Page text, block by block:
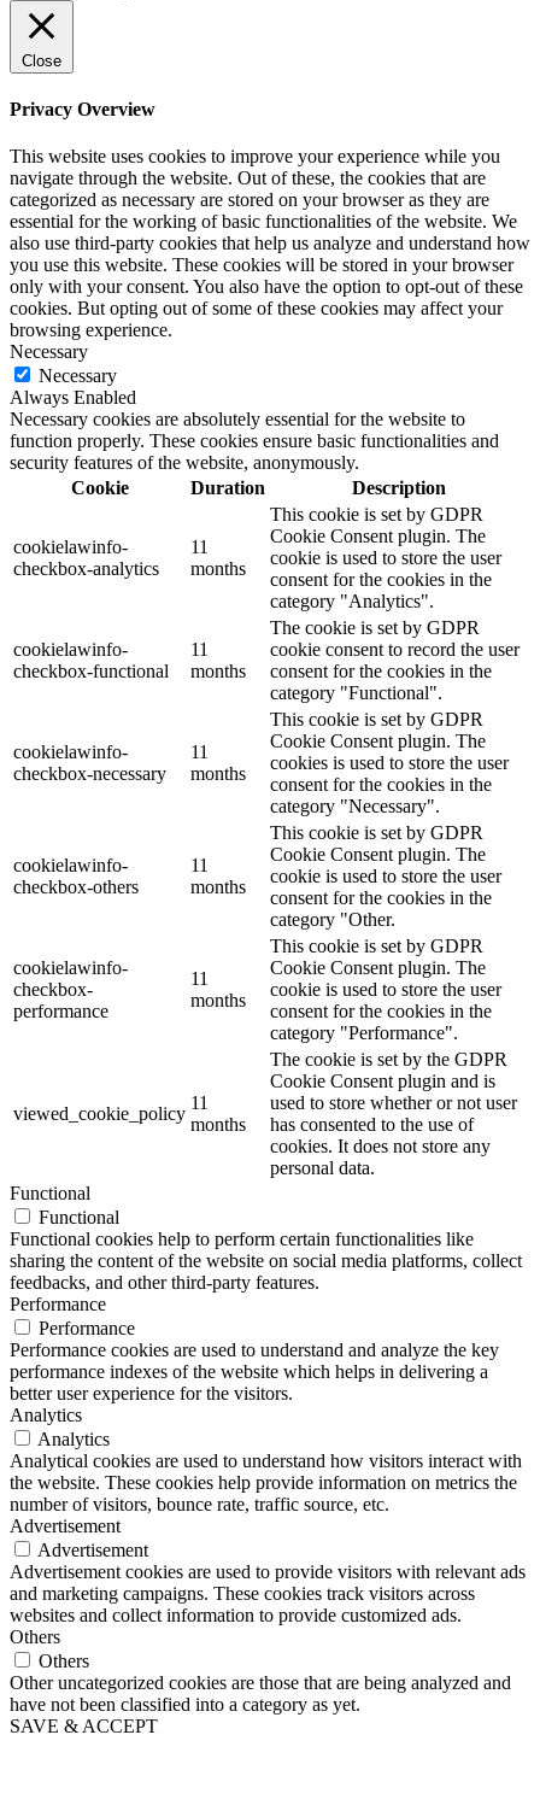
Close
Privacy Overview
This website uses cookies to improve your experience while you
navigate through the website. Out of these, the cookies that are
categorized as necessary are stored on your browser as they are
essential for the working of basic functionalities of the website. We
also use third-party cookies that help us analyze and understand how
you use this website. These cookies will be stored in your browser
only with your consent. You also have the option to opt-out of these
cookies. But opting out of some of these cookies may affect your
browsing experience.
Necessary
Necessary
Always Enabled
Necessary cookies are absolutely essential for the website to
function properly. These cookies ensure basic functionalities and
security features of the website, anonymously.
Cookie
Duration Description
cookielawinfo-
checkbox-analytics
11
months
This cookie is set by GDPR
Cookie Consent plugin. The
cookie is used to store the user
consent for the cookies in the
category "Analytics".
cookielawinfo-
checkbox-functional
11
months
The cookie is set by GDPR
cookie consent to record the user
consent for the cookies in the
category "Functional".
cookielawinfo-
checkbox-necessary
11
months
This cookie is set by GDPR
Cookie Consent plugin. The
cookies is used to store the user
consent for the cookies in the
category "Necessary".
cookielawinfo-
checkbox-others
11
months
This cookie is set by GDPR
Cookie Consent plugin. The
cookie is used to store the user
consent for the cookies in the
category "Other.
cookielawinfo-
checkbox-
performance
11
months
This cookie is set by GDPR
Cookie Consent plugin. The
cookie is used to store the user
consent for the cookies in the
category "Performance".
viewed_cookie_policy
11
months
The cookie is set by the GDPR
Cookie Consent plugin and is
used to store whether or not user
has consented to the use of
cookies. It does not store any
personal data.
Functional
Functional
Functional cookies help to perform certain functionalities like
sharing the content of the website on social media platforms, collect
feedbacks, and other third-party features.
Performance
Performance
Performance cookies are used to understand and analyze the key
performance indexes of the website which helps in delivering a
better user experience for the visitors.
Analytics
Analytics
Analytical cookies are used to understand how visitors interact with
the website. These cookies help provide information on metrics the
number of visitors, bounce rate, traffic source, etc.
Advertisement
Advertisement
Advertisement cookies are used to provide visitors with relevant ads
and marketing campaigns. These cookies track visitors across
websites and collect information to provide customized ads.
Others
Others
Other uncategorized cookies are those that are being analyzed and
have not been classified into a category as yet.
SAVE & ACCEPT